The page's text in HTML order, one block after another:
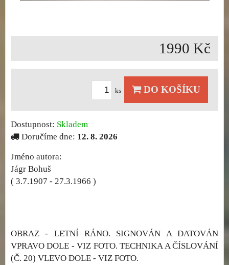
1990 Kč
ks DO KOŠÍKU
Dostupnost: Skladem
Doručíme dne: 12. 8. 2026
Jméno autora:
Jágr Bohuš
( 3.7.1907 - 27.3.1966 )
OBRAZ - LETNÍ RÁNO. SIGNOVÁN A DATOVÁN
VPRAVO DOLE - VIZ FOTO. TECHNIKA A ČÍSLOVÁNÍ
(Č. 20) VLEVO DOLE - VIZ FOTO.